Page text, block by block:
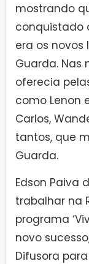
mostrando
conquistado
era os
Guarda. Nas
oferecia
como Lenon
Carlos,
tantos, que
Guarda.
Edson Paiva
trabalhar na
programa
novo
Difusora